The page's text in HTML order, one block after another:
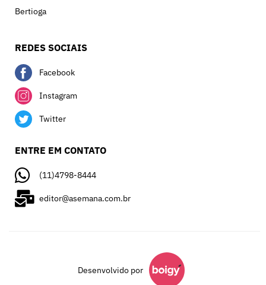
Bertioga
REDES SOCIAIS
Facebook
Instagram
Twitter
ENTRE EM CONTATO
(11)4798-8444
editor@asemana.com.br
Desenvolvido por